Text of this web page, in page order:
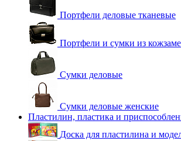
Портфели деловые тканевые
Портфели и сумки из
Сумки деловые
Сумки деловые женские
Пластилин, пластика и
Доска для пластилина и